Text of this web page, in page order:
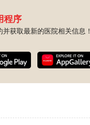
程序
获取最新的医院相关信息！